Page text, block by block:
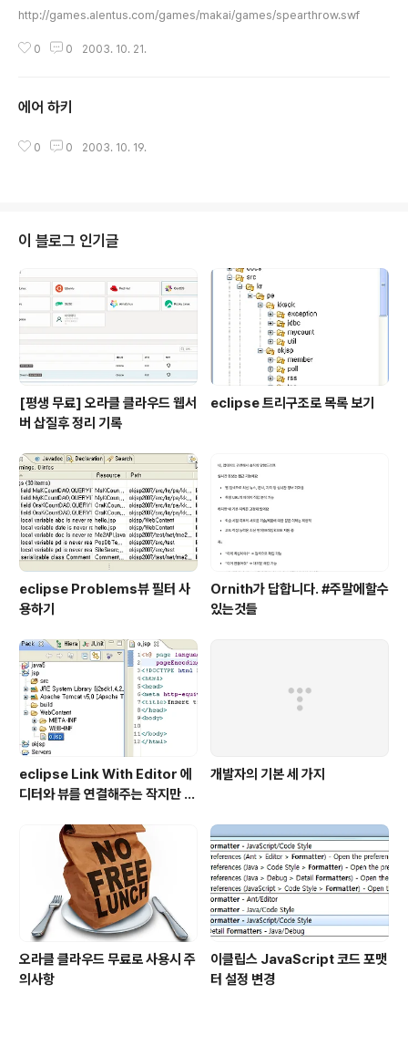
http://games.alentus.com/games/makai/games/spearthrow.swf
0 0 2003. 10. 21.
에어 하키
0 0 2003. 10. 19.
이 블로그 인기글
[평생 무료] 오라클 클라우드 웹서
버 삽질후 정리 기록
eclipse 트리구조로 목록 보기
eclipse Problems뷰 필터 사
용하기
Ornith가 답합니다. #주말에할수
있는것들
eclipse Link With Editor 에
디터와 뷰를 연결해주는 작지만 큰
개발자의 기본 세 가지
오라클 클라우드 무료로 사용시 주
의사항
이클립스 JavaScript 코드 포맷
터 설정 변경